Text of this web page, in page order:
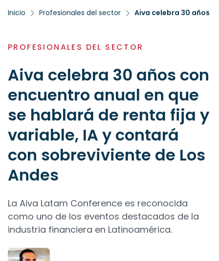
Inicio Profesionales del sector
PROFESIONALES DEL SECTOR
Aiva celebra 30 años con
encuentro anual en que
se hablará de renta fija y
variable, IA y contará
con sobreviviente de Los
Andes
La Aiva Latam Conference es reconocida
como uno de los eventos destacados de la
industria financiera en Latinoamérica.